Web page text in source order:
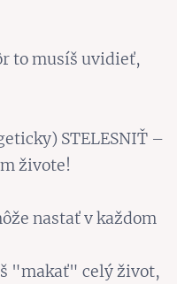
to musíš uvidieť,
STELESNIŤ –
živote!
nastať v každom
"makať" celý život,